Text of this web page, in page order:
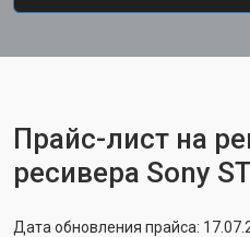
Прайс-лист на
ресивера Sony
Дата обновления прайса: